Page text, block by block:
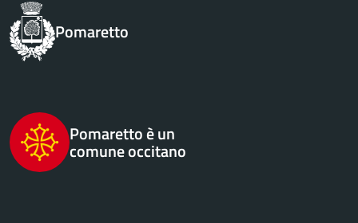
Pomaretto
Pomaretto è un
comune occitano